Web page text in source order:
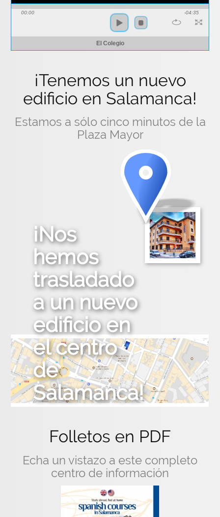
00:00 -04:35
El Colegio
¡Tenemos un nuevo
edificio en Salamanca!
Estamos a sólo cinco minutos de la
Plaza Mayor
¡Nos
hemos
trasladado
a un nuevo
edificio en
el centro
de
Salamanca!
Folletos en PDF
Echa un vistazo a este completo
centro de información